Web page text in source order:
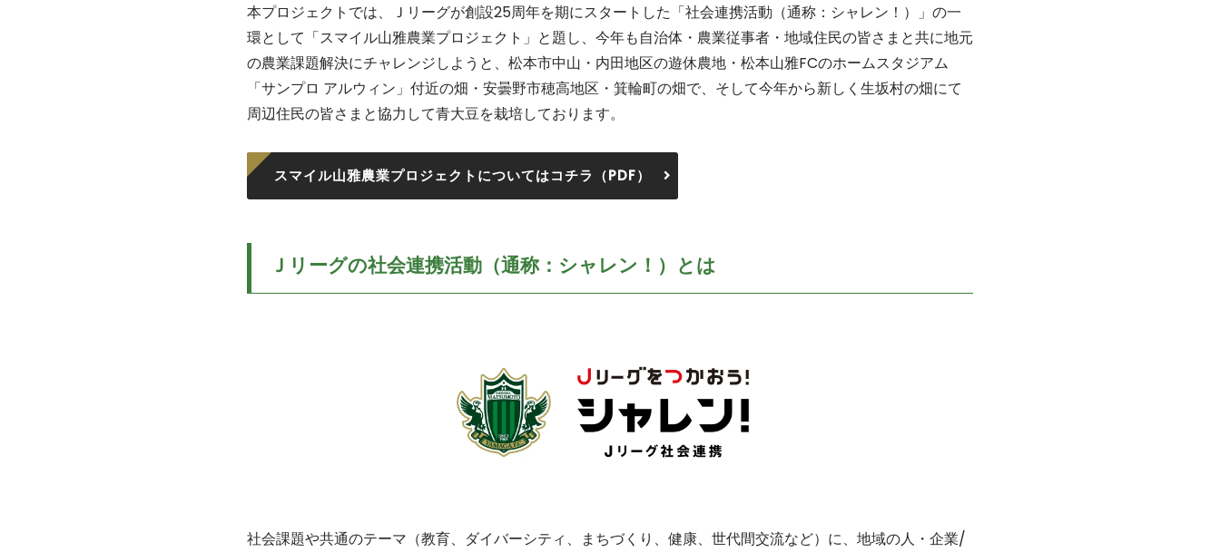
本プロジェクトでは、Ｊリーグが創設25周年を期にスタートした「社会連携活動（通称：シャレン！）」の一
環として「スマイル山雅農業プロジェクト」と題し、今年も自治体・農業従事者・地域住民の皆さまと共に地元
の農業課題解決にチャレンジしようと、松本市中山・内田地区の遊休農地・松本山雅FCのホームスタジアム
「サンプロ アルウィン」付近の畑・安曇野市穂高地区・箕輪町の畑で、そして今年から新しく生坂村の畑にて
周辺住民の皆さまと協力して青大豆を栽培しております。
スマイル山雅農業プロジェクトについてはコチラ（PDF）
Ｊリーグの社会連携活動（通称：シャレン！）とは
社会課題や共通のテーマ（教育、ダイバーシティ、まちづくり、健康、世代間交流など）に、地域の人・企業/